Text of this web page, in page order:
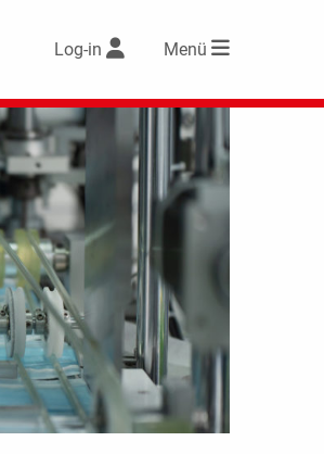
Log-in Menü